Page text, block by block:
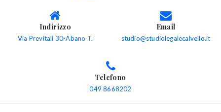
Indirizzo
Via Previtali 30-Abano T.
Email
studio@studiolegalecalvello.it
Telefono
049 8668202